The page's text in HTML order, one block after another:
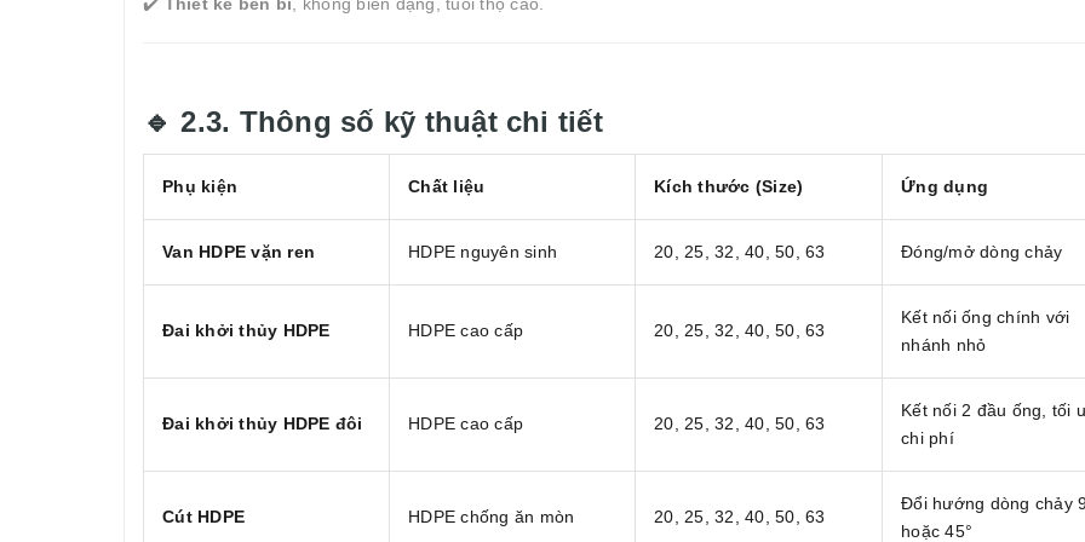
✔️ Thiết kế bền bỉ, không biến dạng, tuổi thọ cao.
🔹 2.3. Thông số kỹ thuật chi tiết
Phụ kiện Chất liệu Kích thước (Size) Ứng dụng
Van HDPE vặn ren HDPE nguyên sinh 20, 25, 32, 40, 50, 63 Đóng/mở dòng chảy
Đai khởi thủy HDPE HDPE cao cấp 20, 25, 32, 40, 50, 63
Kết nối ống chính với
nhánh nhỏ
Đai khởi thủy HDPE đôi HDPE cao cấp 20, 25, 32, 40, 50, 63
Kết nối 2 đầu ống, tối
chi phí
Cút HDPE HDPE chống ăn mòn 20, 25, 32, 40, 50, 63
Đổi hướng dòng chảy
hoặc 45°